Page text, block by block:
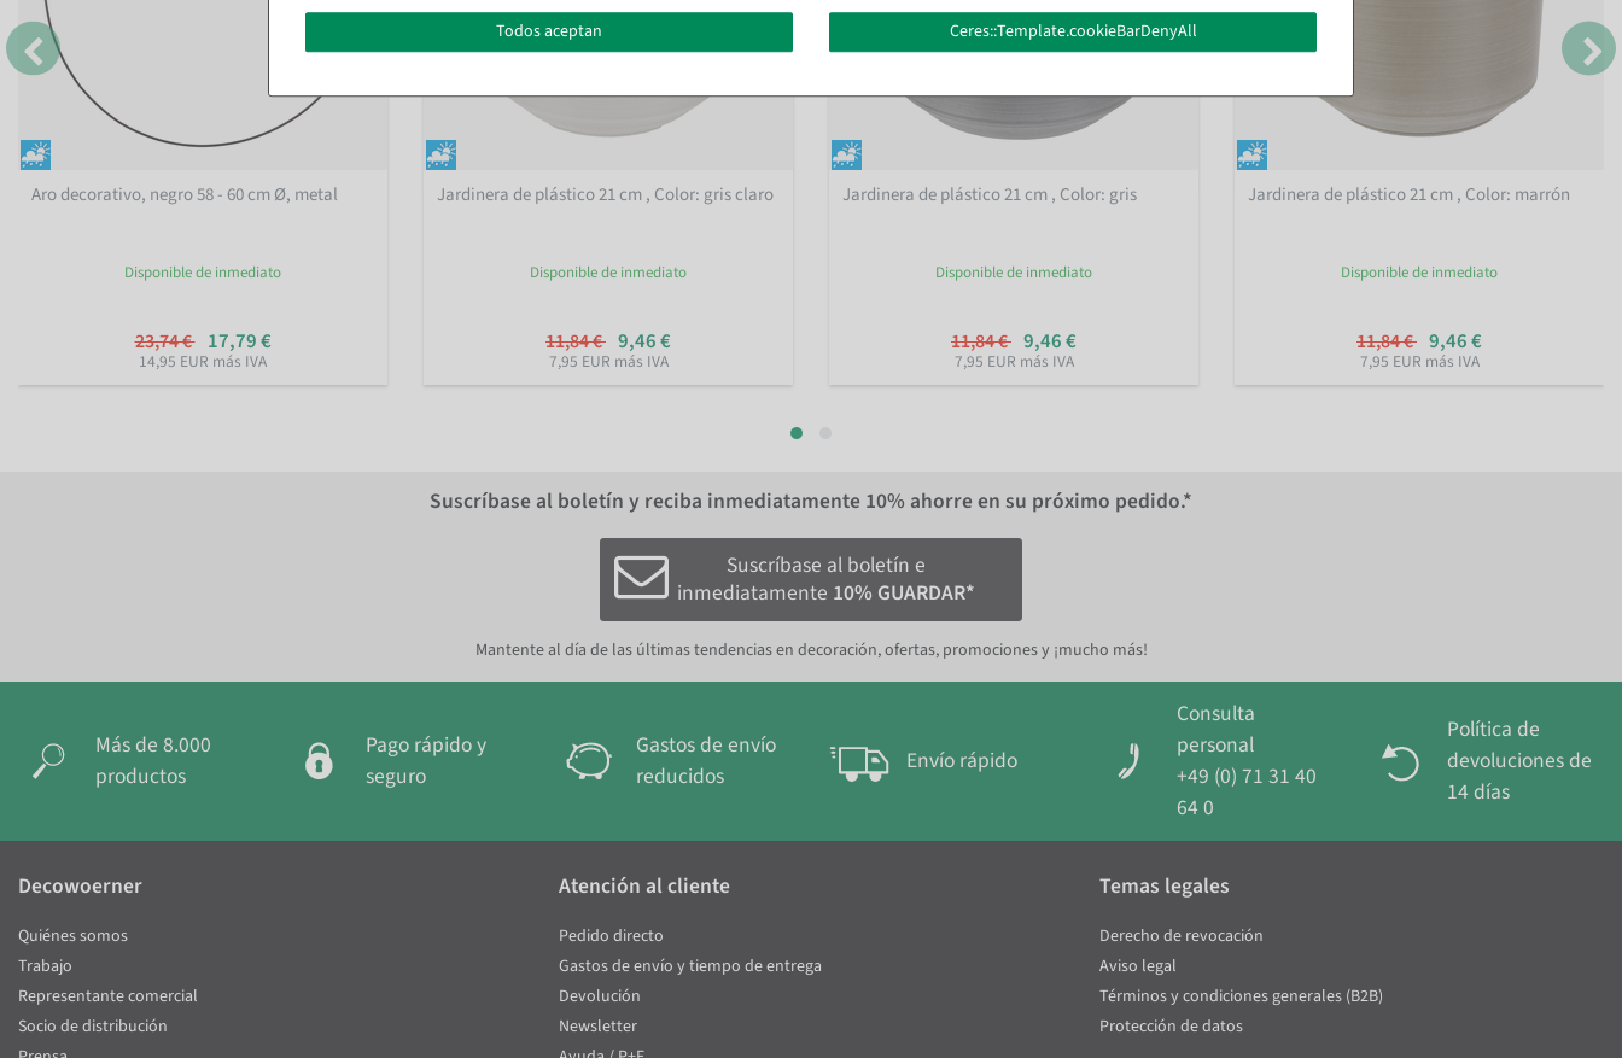
Aro decorativo, negro 58 - 60 cm Ø, metal
Disponible de inmediato
23,74 € 17,79 €
14,95 EUR más IVA
Jardinera de plástico 21 cm, Color: gris claro
Disponible de inmediato
11,84 € 9,46 €
7,95 EUR más IVA
Jardinera de plástico 21 cm, Color: gris
Disponible de inmediato
11,84 € 9,46 €
7,95 EUR más IVA
Jardinera de plástico 21 cm, Color: marrón
Disponible de inmediato
11,84 € 9,46 €
7,95 EUR más IVA
Suscríbase al boletín y reciba inmediatamente 10% ahorre en su próximo pedido.*
Suscríbase al boletín e
inmediatamente 10% GUARDAR*
Mantente al día de las últimas tendencias en decoración, ofertas, promociones y ¡mucho más!
Más de 8.000
productos
Pago rápido y
seguro
Gastos de envío
reducidos
Envío rápido
Consulta
personal
+49 (0) 71 31 40
64 0
Política de
devoluciones de
14 días
Todos aceptan Ceres::Template.cookieBarDenyAll
Decowoerner
Quiénes somos
Trabajo
Representante comercial
Socio de distribución
Atención al cliente
Pedido directo
Gastos de envío y tiempo de entrega
Devolución
Newsletter
Temas legales
Derecho de revocación
Aviso legal
Términos y condiciones generales (B2B)
Protección de datos